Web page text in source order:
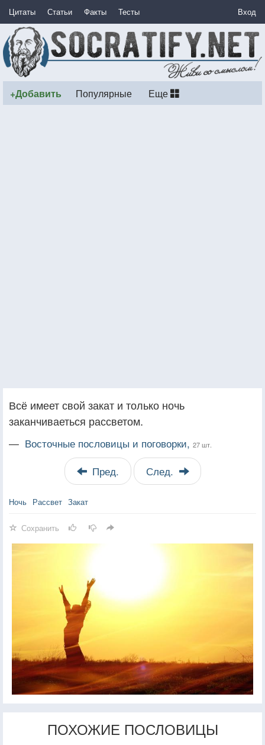
Цитаты Статьи Факты Тесты Вход
+Добавить Популярные Еще
Всё имеет свой закат и только ночь
заканчиваеться рассветом.
— Восточные пословицы и поговорки, 27 шт.
Пред. След.
Ночь Рассвет Закат
Сохранить
ПОХОЖИЕ ПОСЛОВИЦЫ